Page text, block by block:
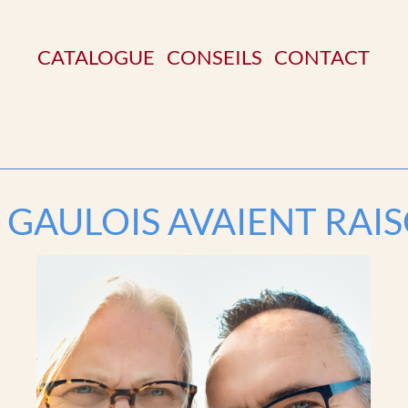
CATALOGUE CONSEILS CONTACT
GAULOIS AVAIENT